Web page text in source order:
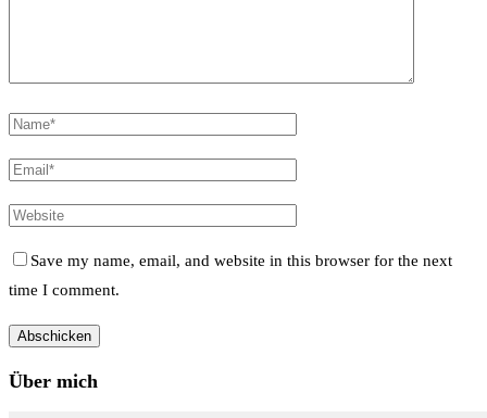
Save my name, email, and website in this browser for the next
time I comment.
Über mich